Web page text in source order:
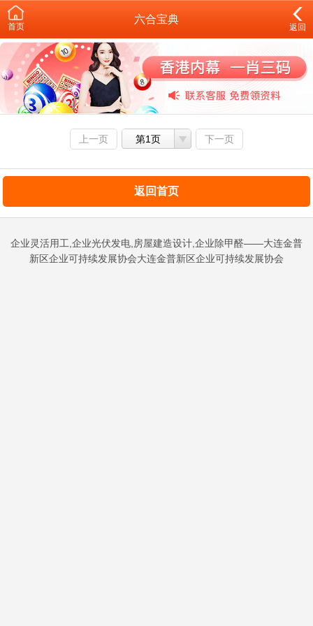
首页
六合宝典
返回
上一页 第1页 下一页
返回首页
企业灵活用工,企业光伏发电,房屋建造设计,企业除甲醛——大连金普
新区企业可持续发展协会大连金普新区企业可持续发展协会